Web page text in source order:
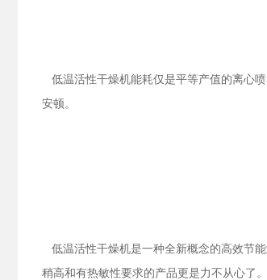
低温活性干燥机能耗仅是平等产值的离心
安顿。
低温活性干燥机是一种全新概念的高效节
稍高和有热敏性要求的产品更是力不从心了